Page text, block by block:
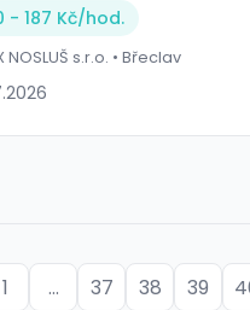
- 187 Kč/hod.
NOSLUŠ s.r.o. • Břeclav
1 ... 37 38 39